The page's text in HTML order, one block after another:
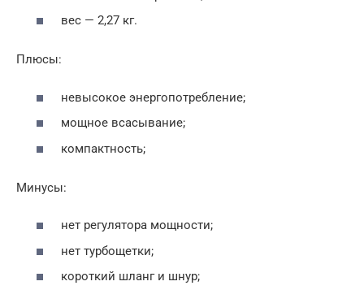
вес — 2,27 кг.
Плюсы:
невысокое энергопотребление;
мощное всасывание;
компактность;
Минусы:
нет регулятора мощности;
нет турбощетки;
короткий шланг и шнур;